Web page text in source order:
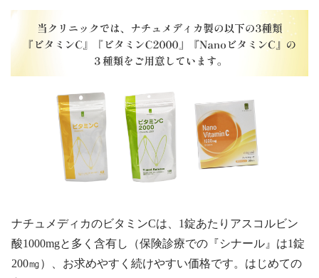
ナチュメディカのビタミンCは、1錠あたりアスコルビン
酸1000mgと多く含有し（保険診療での『シナール』は1錠
200㎎）、お求めやすく続けやすい価格です。はじめての